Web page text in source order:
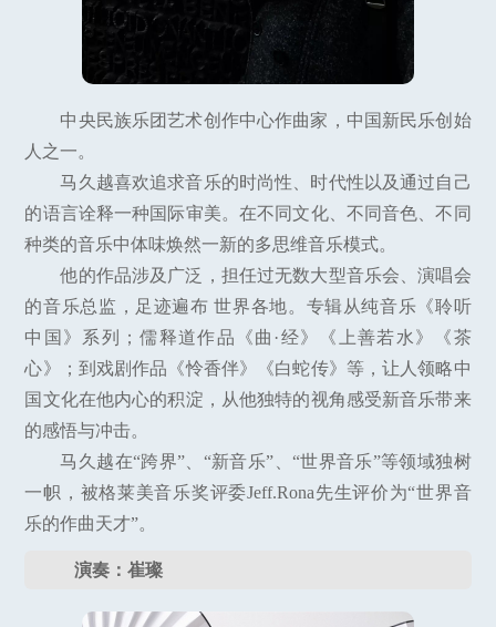
中央民族乐团艺术创作中心作曲家，中国新民乐创始
人之一。
马久越喜欢追求音乐的时尚性、时代性以及通过自己
的语言诠释一种国际审美。在不同文化、不同音色、不同
种类的音乐中体味焕然一新的多思维音乐模式。
他的作品涉及广泛，担任过无数大型音乐会、演唱会
的音乐总监，足迹遍布 世界各地。专辑从纯音乐《聆听
中国》系列；儒释道作品《曲·经》《上善若水》《茶
心》；到戏剧作品《怜香伴》《白蛇传》等，让人领略中
国文化在他内心的积淀，从他独特的视角感受新音乐带来
的感悟与冲击。
马久越在“跨界”、“新音乐”、“世界音乐”等领域独树
一帜，被格莱美音乐奖评委Jeff.Rona先生评价为“世界音
乐的作曲天才”。
演奏：崔璨